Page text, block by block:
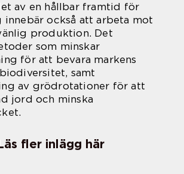
av en hållbar framtid för
också att arbeta mot
produktion. Det
som minskar
för att bevara markens
samt
av grödrotationer för att
jord och minska
fler inlägg här